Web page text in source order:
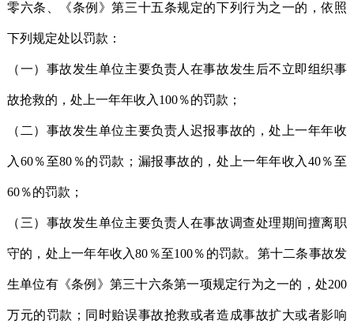
零六条、《条例》第三十五条规定的下列行为之一的，依照
下列规定处以罚款：
（一）事故发生单位主要负责人在事故发生后不立即组织事
故抢救的，处上一年年收入100％的罚款；
（二）事故发生单位主要负责人迟报事故的，处上一年年收
入60％至80％的罚款；漏报事故的，处上一年年收入40％至
60％的罚款；
（三）事故发生单位主要负责人在事故调查处理期间擅离职
守的，处上一年年收入80％至100％的罚款。第十二条事故发
生单位有《条例》第三十六条第一项规定行为之一的，处200
万元的罚款；同时贻误事故抢救或者造成事故扩大或者影响